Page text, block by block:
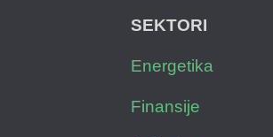
SEKTORI
Energetika
Finansije